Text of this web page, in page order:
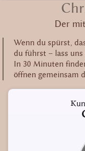
Der
Wenn du spürst,
du führst – lass uns
In 30 Minuten
öffnen gemeinsam